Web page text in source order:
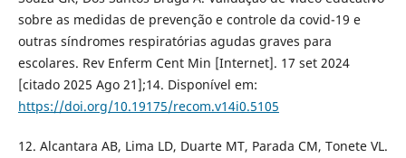
sobre as medidas de prevenção e controle da covid-19 e
outras síndromes respiratórias agudas graves para
escolares. Rev Enferm Cent Min [Internet]. 17 set 2024
[citado 2025 Ago 21];14. Disponível em:
https://doi.org/10.19175/recom.v14i0.5105
12. Alcantara AB, Lima LD, Duarte MT, Parada CM, Tonete VL.